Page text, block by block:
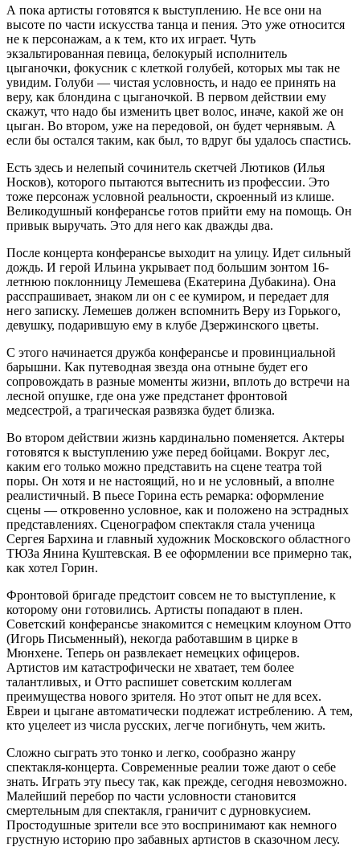
А пока артисты готовятся к выступлению. Не все они на
высоте по части искусства танца и пения. Это уже относится
не к персонажам, а к тем, кто их играет. Чуть
экзальтированная певица, белокурый исполнитель
цыганочки, фокусник с клеткой голубей, которых мы так не
увидим. Голуби — чистая условность, и надо ее принять на
веру, как блондина с цыганочкой. В первом действии ему
скажут, что надо бы изменить цвет волос, иначе, какой же он
цыган. Во втором, уже на передовой, он будет чернявым. А
если бы остался таким, как был, то вдруг бы удалось спастись.
Есть здесь и нелепый сочинитель скетчей Лютиков (Илья
Носков), которого пытаются вытеснить из профессии. Это
тоже персонаж условной реальности, скроенный из клише.
Великодушный конферансье готов прийти ему на помощь. Он
привык выручать. Это для него как дважды два.
После концерта конферансье выходит на улицу. Идет сильный
дождь. И герой Ильина укрывает под большим зонтом 16-
летнюю поклонницу Лемешева (Екатерина Дубакина). Она
расспрашивает, знаком ли он с ее кумиром, и передает для
него записку. Лемешев должен вспомнить Веру из Горького,
девушку, подарившую ему в клубе Дзержинского цветы.
С этого начинается дружба конферансье и провинциальной
барышни. Как путеводная звезда она отныне будет его
сопровождать в разные моменты жизни, вплоть до встречи на
лесной опушке, где она уже предстанет фронтовой
медсестрой, а трагическая развязка будет близка.
Во втором действии жизнь кардинально поменяется. Актеры
готовятся к выступлению уже перед бойцами. Вокруг лес,
каким его только можно представить на сцене театра той
поры. Он хотя и не настоящий, но и не условный, а вполне
реалистичный. В пьесе Горина есть ремарка: оформление
сцены — откровенно условное, как и положено на эстрадных
представлениях. Сценографом спектакля стала ученица
Сергея Бархина и главный художник Московского областного
ТЮЗа Янина Куштевская. В ее оформлении все примерно так,
как хотел Горин.
Фронтовой бригаде предстоит совсем не то выступление, к
которому они готовились. Артисты попадают в плен.
Советский конферансье знакомится с немецким клоуном Отто
(Игорь Письменный), некогда работавшим в цирке в
Мюнхене. Теперь он развлекает немецких офицеров.
Артистов им катастрофически не хватает, тем более
талантливых, и Отто распишет советским коллегам
преимущества нового зрителя. Но этот опыт не для всех.
Евреи и цыгане автоматически подлежат истреблению. А тем,
кто уцелеет из числа русских, легче погибнуть, чем жить.
Сложно сыграть это тонко и легко, сообразно жанру
спектакля-концерта. Современные реалии тоже дают о себе
знать. Играть эту пьесу так, как прежде, сегодня невозможно.
Малейший перебор по части условности становится
смертельным для спектакля, граничит с дурновкусием.
Простодушные зрители все это воспринимают как немного
грустную историю про забавных артистов в сказочном лесу.